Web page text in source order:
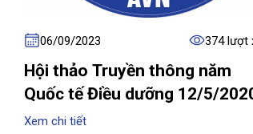
06/09/2023 374 lượt
Hội thảo Truyền thông năm
Quốc tế Điều dưỡng 12/5/
Xem chi tiết